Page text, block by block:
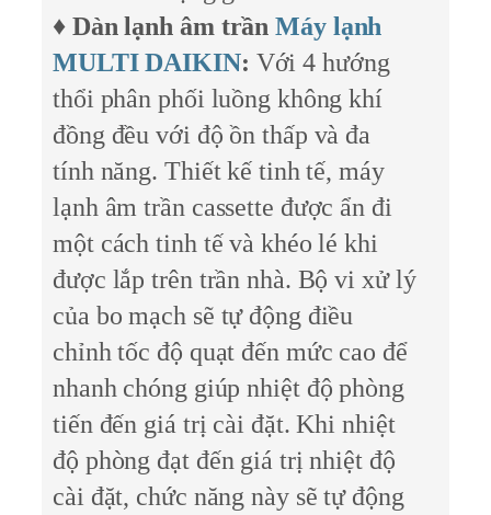
♦ Dàn lạnh âm trần Máy lạnh
MULTI DAIKIN: Với 4 hướng
thổi phân phối luồng không khí
đồng đều với độ ồn thấp và đa
tính năng. Thiết kế tinh tế, máy
lạnh âm trần cassette được ẩn đi
một cách tinh tế và khéo lé khi
được lắp trên trần nhà. Bộ vi xử lý
của bo mạch sẽ tự động điều
chỉnh tốc độ quạt đến mức cao để
nhanh chóng giúp nhiệt độ phòng
tiến đến giá trị cài đặt. Khi nhiệt
độ phòng đạt đến giá trị nhiệt độ
cài đặt, chức năng này sẽ tự động